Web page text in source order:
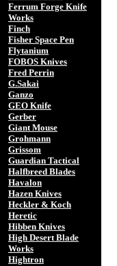
Ferrum Forge Knife
Works
Finch
Fisher Space Pen
Flytanium
FOBOS Knives
Fred Perrin
G.Sakai
Ganzo
GEO Knife
Gerber
Giant Mouse
Grohmann
Grissom
Guardian Tactical
Halfbreed Blades
Havalon
Hazen Knives
Heckler & Koch
Heretic
Hibben Knives
High Desert Blade
Works
Hightron